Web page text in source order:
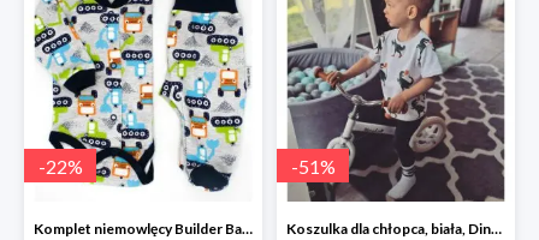
-22%
Komplet niemowlęcy Builder Baby Sparrow -22%
-51%
Koszulka dla chłopca, biała, Dino roller skater Fluffy -50%